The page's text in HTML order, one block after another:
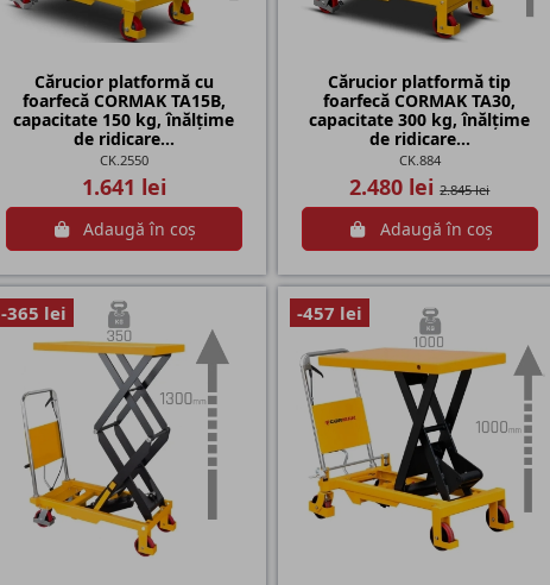
Cărucior platformă cu
foarfecă CORMAK TA15B,
capacitate 150 kg, înălțime
de ridicare...
CK.2550
1.641 lei
Adaugă în coș
Cărucior platformă tip
foarfecă CORMAK TA30,
capacitate 300 kg, înălțime
de ridicare...
CK.884
2.480 lei2.845 lei
Adaugă în coș
-365 lei -457 lei